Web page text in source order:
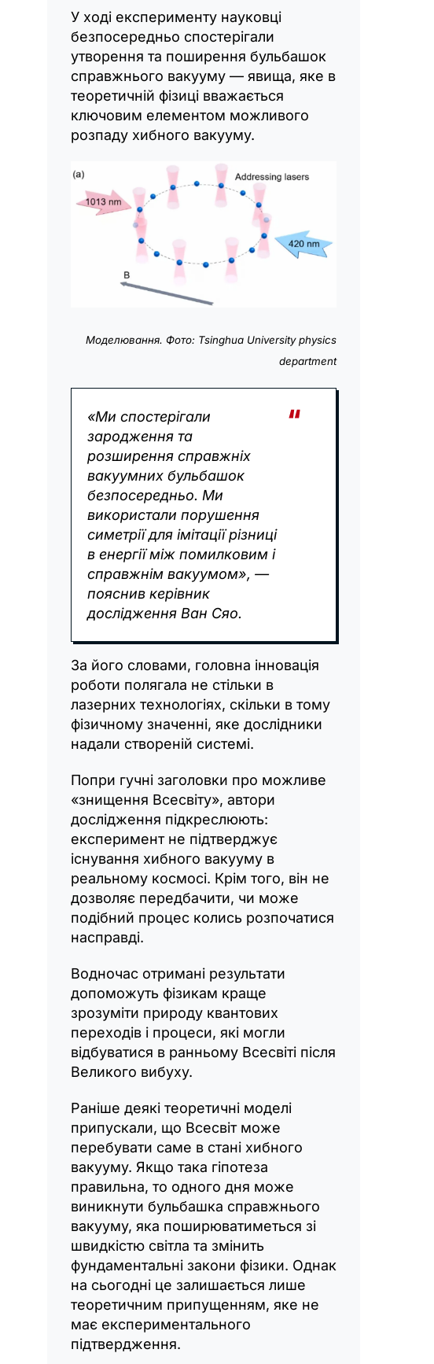
У ході експерименту науковці
безпосередньо спостерігали
утворення та поширення бульбашок
справжнього вакууму — явища, яке в
теоретичній фізиці вважається
ключовим елементом можливого
розпаду хибного вакууму.
Моделювання. Фото: Tsinghua University physics
department
«Ми спостерігали
зародження та
розширення справжніх
вакуумних бульбашок
безпосередньо. Ми
використали порушення
симетрії для імітації різниці
в енергії між помилковим і
справжнім вакуумом», —
пояснив керівник
дослідження Ван Сяо.
За його словами, головна інновація
роботи полягала не стільки в
лазерних технологіях, скільки в тому
фізичному значенні, яке дослідники
надали створеній системі.
Попри гучні заголовки про можливе
«знищення Всесвіту», автори
дослідження підкреслюють:
експеримент не підтверджує
існування хибного вакууму в
реальному космосі. Крім того, він не
дозволяє передбачити, чи може
подібний процес колись розпочатися
насправді.
Водночас отримані результати
допоможуть фізикам краще
зрозуміти природу квантових
переходів і процеси, які могли
відбуватися в ранньому Всесвіті після
Великого вибуху.
Раніше деякі теоретичні моделі
припускали, що Всесвіт може
перебувати саме в стані хибного
вакууму. Якщо така гіпотеза
правильна, то одного дня може
виникнути бульбашка справжнього
вакууму, яка поширюватиметься зі
швидкістю світла та змінить
фундаментальні закони фізики. Однак
на сьогодні це залишається лише
теоретичним припущенням, яке не
має експериментального
підтвердження.